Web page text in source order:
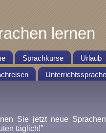
lernen
Sprachkurse Urlaub
Sie jetzt neue
täglich!"